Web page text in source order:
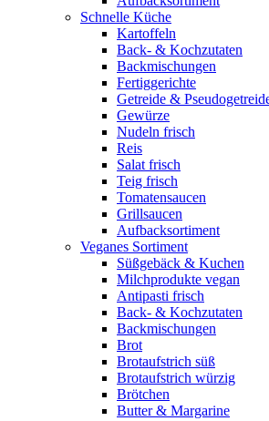
Schnelle Küche
Kartoffeln
Back- & Kochzutaten
Backmischungen
Fertiggerichte
Getreide &
Gewürze
Nudeln frisch
Reis
Salat frisch
Teig frisch
Tomatensaucen
Grillsaucen
Aufbacksortiment
Veganes Sortiment
Süßgebäck & Kuchen
Milchprodukte vegan
Antipasti frisch
Back- & Kochzutaten
Backmischungen
Brot
Brotaufstrich süß
Brotaufstrich würzig
Brötchen
Butter & Margarine